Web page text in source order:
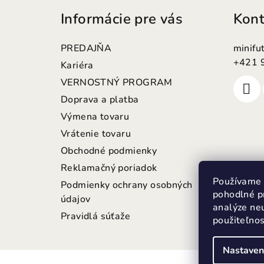
pohodlné
analýze
Informácie pre vás
PREDAJŇA
Kariéra
VERNOSTNÝ PROGRAM
Doprava a platba
Výmena tovaru
Vrátenie tovaru
Obchodné podmienky
Reklamačný poriadok
Podmienky ochrany osobných
údajov
Pravidlá súťaže
+421